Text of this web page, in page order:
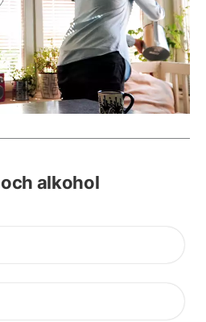
alkohol